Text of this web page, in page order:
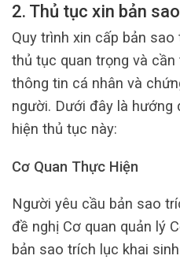
2. Thủ tục xin bản
Quy trình xin cấp bản
thủ tục quan trọng và
thông tin cá nhân và
người. Dưới đây là
hiện thủ tục này:
Cơ Quan Thực Hiện
Người yêu cầu bản sao
đề nghị Cơ quan quản lý
bản sao trích lục khai